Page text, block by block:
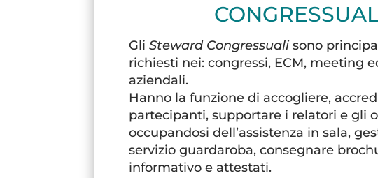
GliSteward Congressualisono
richiesti nei: congressi, ECM, meeting
aziendali.
Hanno la funzione di accogliere,
partecipanti, supportare i relatori e gli
occupandosi dell’assistenza in sala,
servizio guardaroba, consegnare
informativo e attestati.